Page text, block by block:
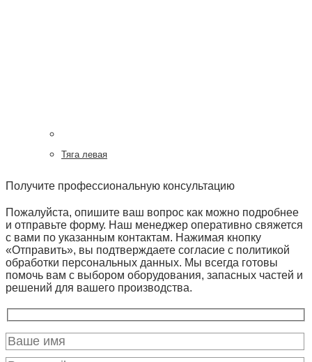
Тяга левая
Получите профессиональную консультацию
Пожалуйста, опишите ваш вопрос как можно подробнее
и отправьте форму. Наш менеджер оперативно свяжется
с вами по указанным контактам. Нажимая кнопку
«Отправить», вы подтверждаете согласие с политикой
обработки персональных данных. Мы всегда готовы
помочь вам с выбором оборудования, запасных частей и
решений для вашего производства.